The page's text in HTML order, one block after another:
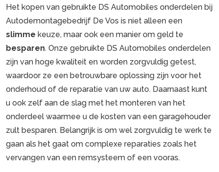
Het kopen van gebruikte DS Automobiles onderdelen bij
Autodemontagebedrijf De Vos is niet alleen een
slimme keuze, maar ook een manier om geld te
besparen. Onze gebruikte DS Automobiles onderdelen
zijn van hoge kwaliteit en worden zorgvuldig getest,
waardoor ze een betrouwbare oplossing zijn voor het
onderhoud of de reparatie van uw auto. Daarnaast kunt
u ook zelf aan de slag met het monteren van het
onderdeel waarmee u de kosten van een garagehouder
zult besparen. Belangrijk is om wel zorgvuldig te werk te
gaan als het gaat om complexe reparaties zoals het
vervangen van een remsysteem of een vooras.